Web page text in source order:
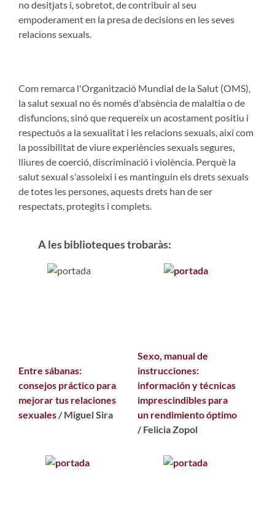
no desitjats i, sobretot, de contribuir al seu
empoderament en la presa de decisions en les seves
relacions sexuals.
Com remarca l'Organització Mundial de la Salut (OMS),
la salut sexual no és només d'absència de malaltia o de
disfuncions, sinó que requereix un acostament positiu i
respectuós a la sexualitat i les relacions sexuals, així com
la possibilitat de viure experiències sexuals segures,
lliures de coerció, discriminació i violència. Perquè la
salut sexual s'assoleixi i es mantinguin els drets sexuals
de totes les persones, aquests drets han de ser
respectats, protegits i complets.
A les biblioteques trobaràs:
Entre sábanas:
consejos práctico para
mejorar tus relaciones
sexuales / Miguel Sira
Sexo, manual de
instrucciones:
información y técnicas
imprescindibles para
un rendimiento óptimo
/ Felicia Zopol